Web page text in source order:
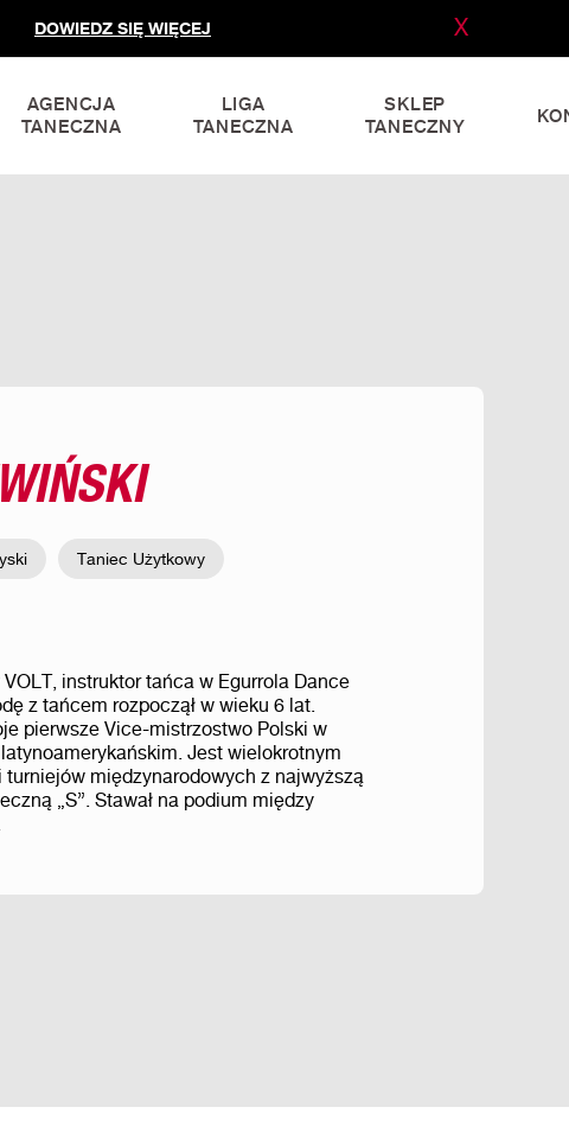
X
DOWIEDZ SIĘ WIĘCEJ
AGENCJA
TANECZNA
LIGA
TANECZNA
SKLEP
TANECZNY
Taniec Użytkowy
instruktor tańca w Egurrola Dance
z tańcem rozpoczął w wieku 6 lat.
pierwsze Vice-mistrzostwo Polski w
Jest wielokrotnym
międzynarodowych z najwyższą
„S”. Stawał na podium między